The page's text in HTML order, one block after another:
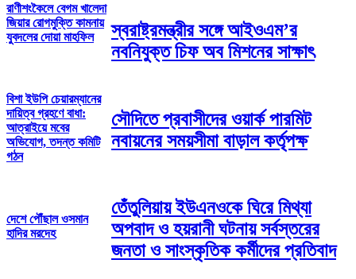
রাণীশংকৈলে বেগম খালেদা
জিয়ার রোগমুক্তি কামনায়
যুবদলের দোয়া মাহফিল
বিশা ইউপি চেয়ারম্যানের
দায়িত্ব গ্রহণে বাধা:
আত্রাইয়ে মবের
অভিযোগ, তদন্ত কমিটি
গঠন
দেশে পৌঁছাল ওসমান
হাদির মরদেহ
স্বরাষ্ট্রমন্ত্রীর সঙ্গে আইওএম’র
নবনিযুক্ত চিফ অব মিশনের সাক্ষাৎ
সৌদিতে প্রবাসীদের ওয়ার্ক পারমিট
নবায়নের সময়সীমা বাড়াল কর্তৃপক্ষ
তেঁতুলিয়ায় ইউএনওকে ঘিরে মিথ্যা
অপবাদ ও হয়রানী ঘটনায় সর্বস্তরের
জনতা ও সাংস্কৃতিক কর্মীদের প্রতিবাদ